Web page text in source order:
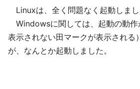
Linuxは、全く問題なく起動しまし
Windowsに関しては、起動の動作
表示されない田マークが表示される
が、なんとか起動しました。